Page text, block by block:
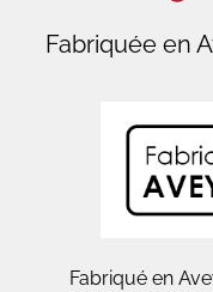
Fabriquée en
Fabriqué en